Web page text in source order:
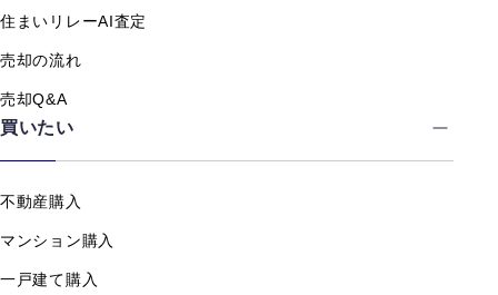
住まいリレーAI査定
売却の流れ
売却Q&A
買いたい
不動産購入
マンション購入
一戸建て購入